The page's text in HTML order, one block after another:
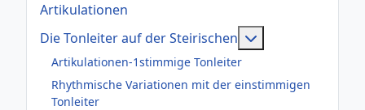
Artikulationen
Die Tonleiter auf der Steirischen
Artikulationen-1stimmige Tonleiter
Rhythmische Variationen mit der einstimmigen
Tonleiter